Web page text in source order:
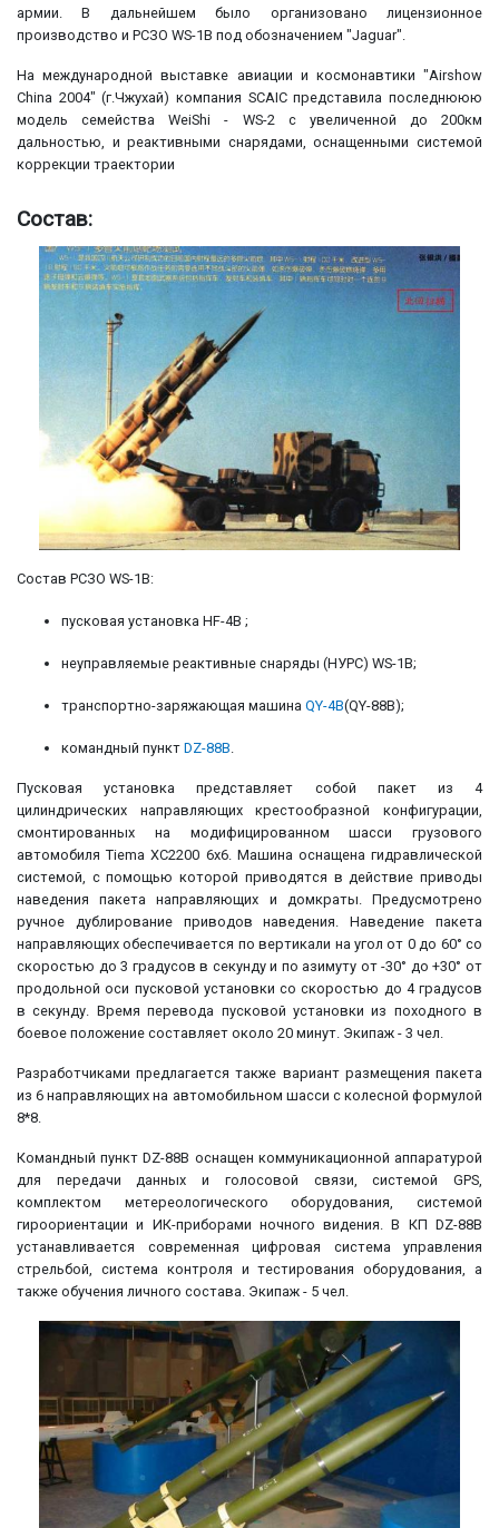
армии. В дальнейшем было организовано лицензионное
производство и РСЗО WS-1B под обозначением "Jaguar".
На международной выставке авиации и космонавтики "Airshow
China 2004" (г.Чжухай) компания SCAIC представила последнююю
модель семейства WeiShi - WS-2 с увеличенной до 200км
дальностью, и реактивными снарядами, оснащенными системой
коррекции траектории
Состав:
Состав РСЗО WS-1B:
пусковая установка HF-4B ;
неуправляемые реактивные снаряды (НУРС) WS-1B;
транспортно-заряжающая машина QY-4B(QY-88B);
командный пункт DZ-88B.
Пусковая установка представляет собой пакет из 4
цилиндрических направляющих крестообразной конфигурации,
смонтированных на модифицированном шасси грузового
автомобиля Tiema XC2200 6х6. Машина оснащена гидравлической
системой, с помощью которой приводятся в действие приводы
наведения пакета направляющих и домкраты. Предусмотрено
ручное дублирование приводов наведения. Наведение пакета
направляющих обеспечивается по вертикали на угол от 0 до 60° со
скоростью до 3 градусов в секунду и по азимуту от -30° до +30° от
продольной оси пусковой установки со скоростью до 4 градусов
в секунду. Время перевода пусковой установки из походного в
боевое положение составляет около 20 минут. Экипаж - 3 чел.
Разработчиками предлагается также вариант размещения пакета
из 6 направляющих на автомобильном шасси с колесной формулой
8*8.
Командный пункт DZ-88B оснащен коммуникационной аппаратурой
для передачи данных и голосовой связи, системой GPS,
комплектом метереологического оборудования, системой
гироориентации и ИК-приборами ночного видения. В КП DZ-88B
устанавливается современная цифровая система управления
стрельбой, система контроля и тестирования оборудования, а
также обучения личного состава. Экипаж - 5 чел.